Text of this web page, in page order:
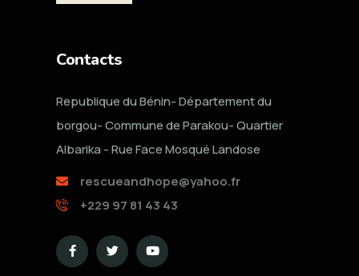
Contacts
Republique du Bénin- Département du
borgou- Commune de Parakou- Quartier
Albarika - Rue Face Mosqué Landose
rescueandhope@yahoo.fr
+229 97 81 43 43